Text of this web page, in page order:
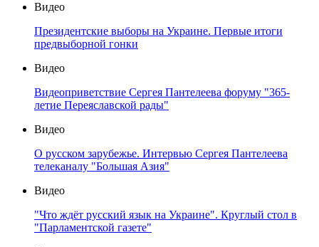
Видео
Президентские выборы на Украине. Первые итоги
предвыборной гонки
Видео
Видеоприветствие Сергея Пантелеева форуму "365-
летие Переяславской рады"
Видео
О русском зарубежье. Интервью Сергея Пантелеева
телеканалу "Большая Азия"
Видео
"Что ждёт русский язык на Украине". Круглый стол в
"Парламентской газете"